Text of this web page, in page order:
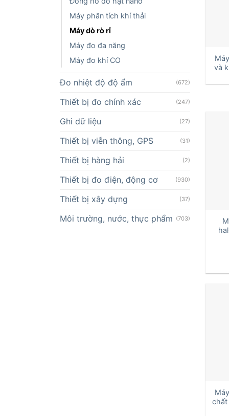
Máy phân tích khí thải
Máy dò rò rỉ
Máy đo đa năng
Máy đo khí CO
Đo nhiệt độ độ ẩm (672)
Thiết bị đo chính xác (247)
Ghi dữ liệu (27)
Thiết bị viễn thông, GPS (31)
Thiết bị hàng hải (2)
Thiết bị đo điện, động cơ (930)
Thiết bị xây dựng (37)
Môi trường, nước, thực phẩm (703)
và
chất